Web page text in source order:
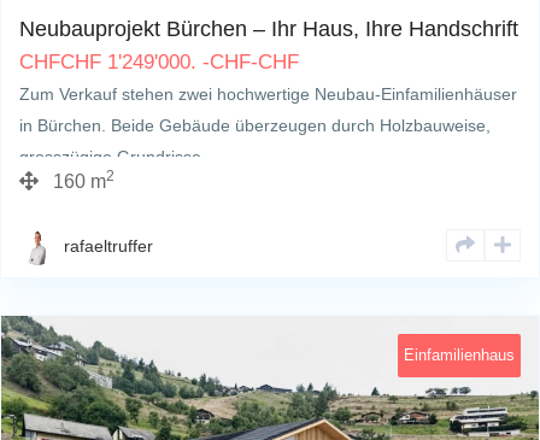
Neubauprojekt Bürchen – Ihr Haus, Ihre Handschrift
CHFCHF 1'249'000. -CHF-CHF
Zum Verkauf stehen zwei hochwertige Neubau-Einfamilienhäuser
in Bürchen. Beide Gebäude überzeugen durch Holzbauweise,
grosszügige Grundrisse…
160 m2
rafaeltruffer
Einfamilienhaus